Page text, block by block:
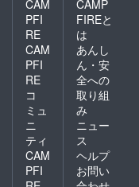
CAM
PFI
RE
CAM
PFI
RE
コ
ミュ
ニ
ティ
CAM
PFI
CAMP
FIREと
は
あんし
ん・安
全への
取り組
み
ニュー
ス
ヘルプ
お問い